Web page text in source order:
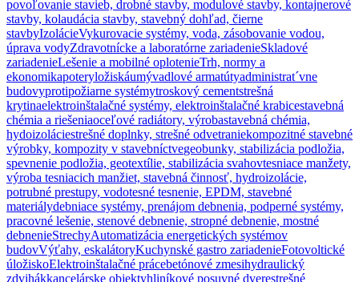
povoľovanie stavieb, drobné stavby, modulové stavby, kontajnerové
stavby, kolaudácia stavby, stavebný dohľad, čierne
stavbyIzolácieVykurovacie systémy, voda, zásobovanie vodou,
úprava vodyZdravotnícke a laboratórne zariadenieSkladové
zariadenieLešenie a mobilné oplotenieTrh, normy a
ekonomikapoteryložiskáumývadlové armatútyadministrat´vne
budovyprotipožiarne systémytroskový cementstrešná
krytinaelektroinštalačné systémy, elektroinštalačné krabicestavebná
chémia a riešeniaoceľové radiátory, výrobastavebná chémia,
hydoizoláciestrešné doplnky, strešné odvetraniekompozitné stavebné
výrobky, kompozity v stavebníctvegeobunky, stabilizácia podložia,
spevnenie podložia, geotextílie, stabilizácia svahovtesniace manžety,
výroba tesniacich manžiet, stavebná činnosť, hydroizolácie,
potrubné prestupy, vodotesné tesnenie, EPDM, stavebné
materiálydebniace systémy, prenájom debnenia, podperné systémy,
pracovné lešenie, stenové debnenie, stropné debnenie, mostné
debnenieStrechyAutomatizácia energetických systémov
budovVýťahy, eskalátoryKuchynské gastro zariadenieFotovoltické
úložiskoElektroinštalačné prácebetónové zmesihydraulický
zdvihákkancelárske objektyhliníkové posuvné dverestrešné